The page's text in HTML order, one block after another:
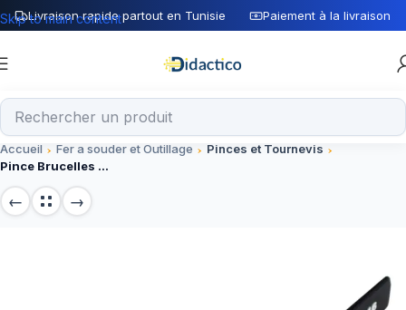
Livraison rapide partout en Tunisie Paiement à la livraison
Skip to main content
Accueil Fer a souder et Outillage
Pinces et Tournevis
Pince Brucelles VETUS TS-16 ESD-16